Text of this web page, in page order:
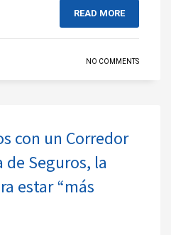
READ MORE
NO COMMENTS
con un Corredor
Seguros, la
estar “más